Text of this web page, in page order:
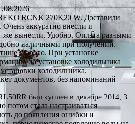
RCNK 270K20 W. Доставили
аккуратно внесли и
же вынесли. Удобно. Оплата разными
наличными при получении.
старого. При установке
об установке холодильника
холодильника.
документов, без напоминаний
был куплен в декабре 2014, 3
потом стала настраиваться
до появления ошибки и